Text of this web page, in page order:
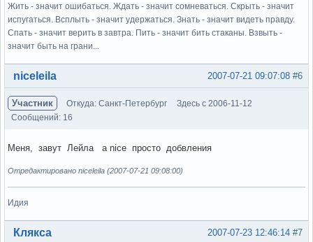
Жить - значит ошибаться. Ждать - значит сомневаться. Скрыть - значит
испугаться. Всплыть - значит удержаться. Знать - значит видеть правду.
Спать - значит верить в завтра. Пить - значит бить стаканы. Взвыть -
значит быть на грани...
Вне форума #6
2007-07-21 09:07:08
niceleila
Участник Откуда: Санкт-Петербург
Здесь с 2006-11-12
Сообщений: 16
Меня, завут Лейла а nice просто добвления
Отредактировано niceleila (2007-07-21 09:08:00)
Идия
Вне форума #7
2007-07-23 12:46:14
Клякса